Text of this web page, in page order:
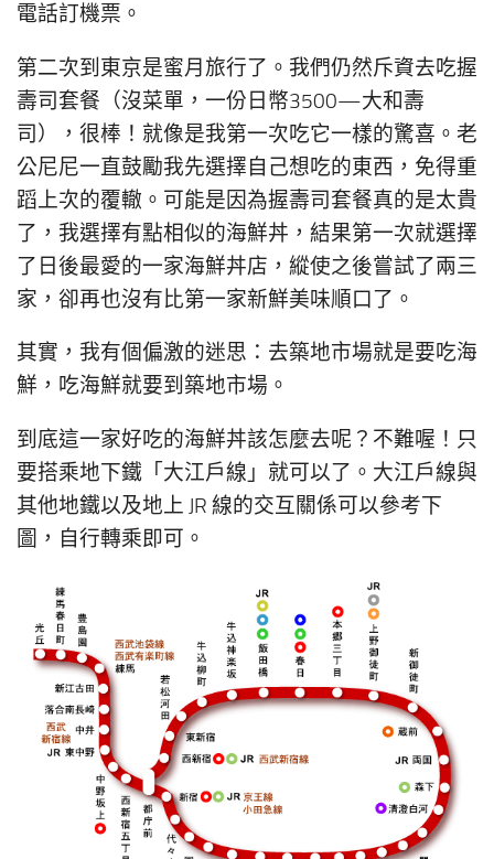
電話訂機票。
第二次到東京是蜜月旅行了。我們仍然斥資去吃握
壽司套餐（沒菜單，一份日幣3500—大和壽
司），很棒！就像是我第一次吃它一樣的驚喜。老
公尼尼一直鼓勵我先選擇自己想吃的東西，免得重
蹈上次的覆轍。可能是因為握壽司套餐真的是太貴
了，我選擇有點相似的海鮮丼，結果第一次就選擇
了日後最愛的一家海鮮丼店，縱使之後嘗試了兩三
家，卻再也沒有比第一家新鮮美味順口了。
其實，我有個偏激的迷思：去築地市場就是要吃海
鮮，吃海鮮就要到築地市場。
到底這一家好吃的海鮮丼該怎麼去呢？不難喔！只
要搭乘地下鐵「大江戶線」就可以了。大江戶線與
其他地鐵以及地上 JR 線的交互關係可以參考下
圖，自行轉乘即可。